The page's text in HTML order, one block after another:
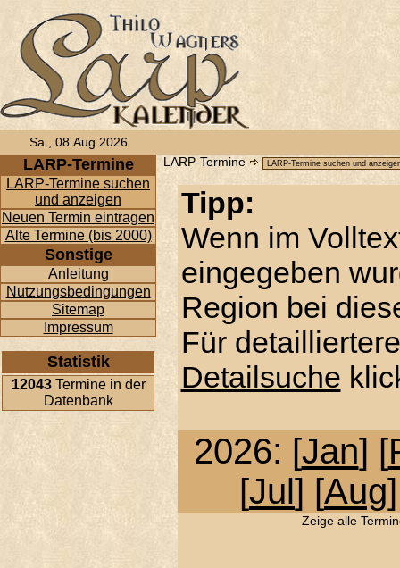
Sa., 08.Aug.2026
LARP-Termine
LARP-Termine suchen
und anzeigen
Neuen Termin eintragen
Alte Termine (bis 2000)
Sonstige
Anleitung
Nutzungsbedingungen
Sitemap
Impressum
Statistik
12043Termine in der
Datenbank
LARP-Termine
Tipp:
Wenn im
eingegeben
Region bei
Für
Detailsuche
2026: [Jan] [
[Jul] [Aug
Zeige alle